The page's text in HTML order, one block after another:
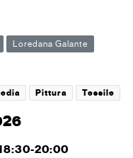
Loredana Galante
Pittura
Tessile
20:00